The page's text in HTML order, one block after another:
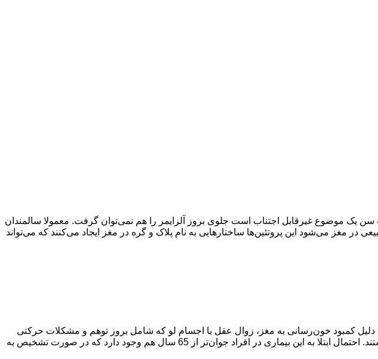
سن یک موضوع غیرقابل اجتناب است جلوی بروز آلزایمر را هم نمی‌توان گرفت. معمولا سالمندان
در مغز می‌شود این پروتئین‌ها ساختارهایی به نام پلاک و گره در مغز ایجاد می‌کنند که می‌تواند
کمبود خون‌رسانی به مغز، زوال عقل با اجسام لو که شامل بروز توهم و مشکلات حرکتی
می‌شود، زوال عقل پیشانی گیجگاهی که بر رفتار و گفتار تاثیر دارد انواع نادری از آلزایمر شدید و زوال عقل هستند. احتمال ابتلا به این بیماری در افراد جوان‌تر از 65 سال هم وجود دارد که در صورت تشخیص به